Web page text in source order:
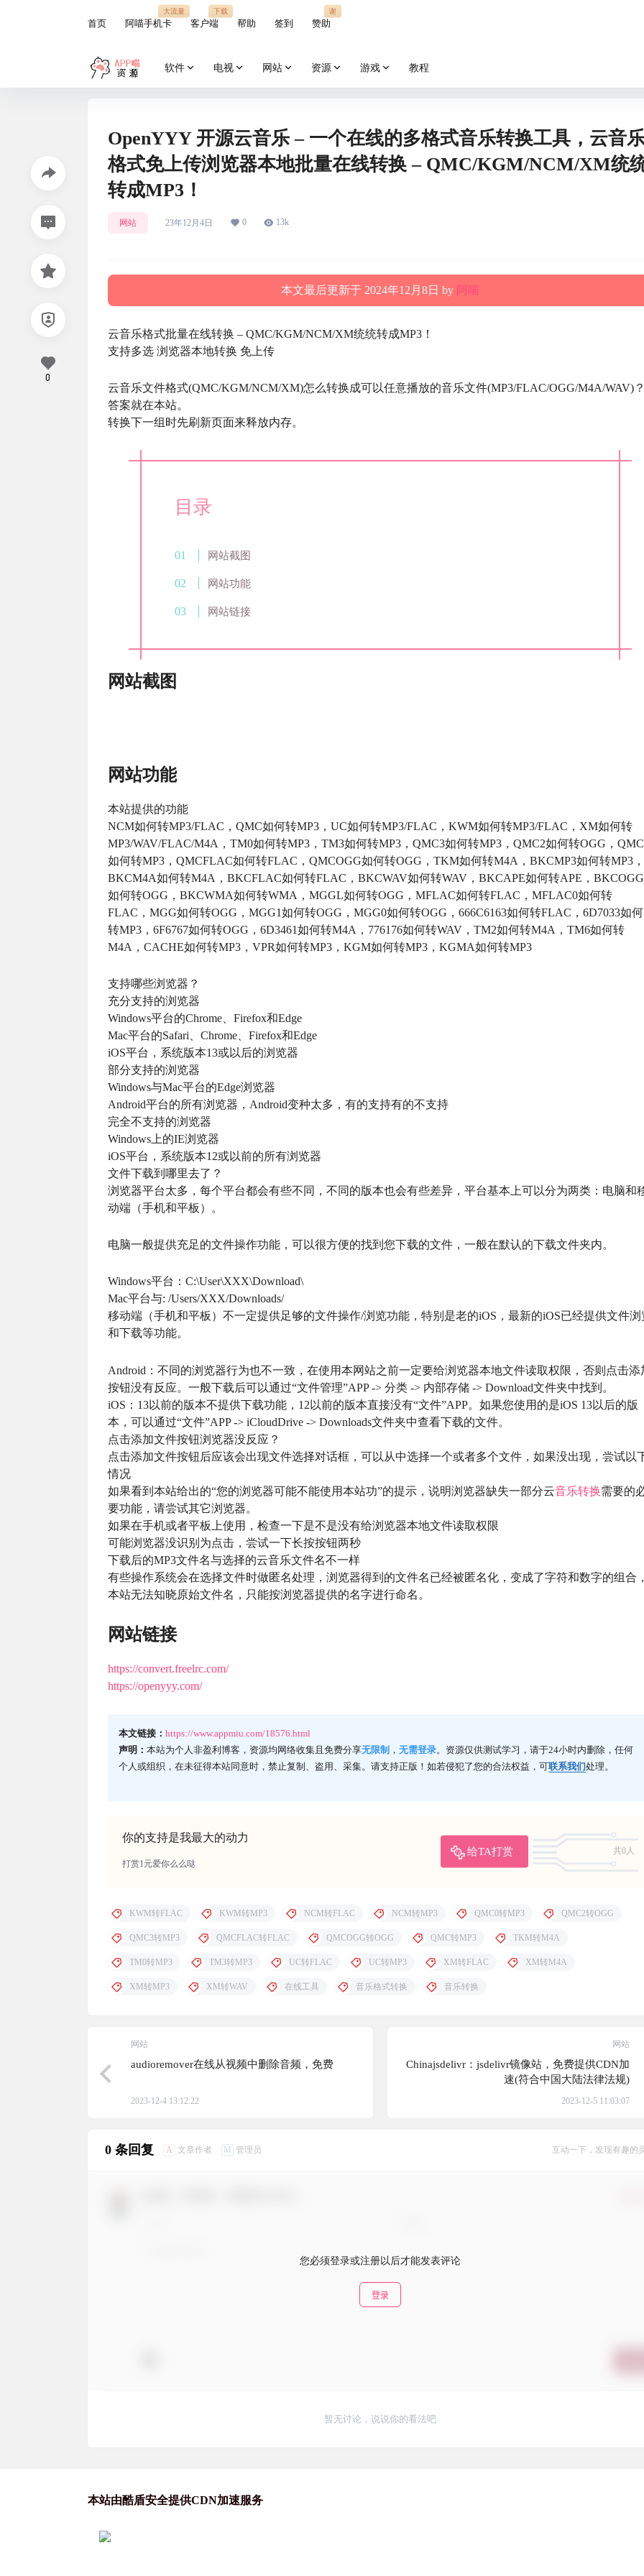
首页 阿喵手机卡
大流量
客户端
下载
帮助 签到 赞助
谢
软件 电视 网站 资源 游戏 教程
OpenYYY 开源云音乐 – 一个在线的多格式音乐转换工具，云音
格式免上传浏览器本地批量在线转换 – QMC/KGM/NCM/XM统
转成MP3！
网站 23年12月4日 0 13k
本文最后更新于 2024年12月8日 by 阿喵
云音乐格式批量在线转换 – QMC/KGM/NCM/XM统统转成MP3！
支持多选 浏览器本地转换 免上传
云音乐文件格式(QMC/KGM/NCM/XM)怎么转换成可以任意播放的音乐文件(MP3/FLAC/OGG/M4A/WAV)
答案就在本站。
转换下一组时先刷新页面来释放内存。
目录
网站截图
网站功能
网站链接
网站截图
网站功能
本站提供的功能
NCM如何转MP3/FLAC，QMC如何转MP3，UC如何转MP3/FLAC，KWM如何转MP3/FLAC，XM如何转
MP3/WAV/FLAC/M4A，TM0如何转MP3，TM3如何转MP3，QMC3如何转MP3，QMC2如何转OGG，
如何转MP3，QMCFLAC如何转FLAC，QMCOGG如何转OGG，TKM如何转M4A，BKCMP3如何转MP3，
BKCM4A如何转M4A，BKCFLAC如何转FLAC，BKCWAV如何转WAV，BKCAPE如何转APE，BKCOGG
如何转OGG，BKCWMA如何转WMA，MGGL如何转OGG，MFLAC如何转FLAC，MFLAC0如何转
FLAC，MGG如何转OGG，MGG1如何转OGG，MGG0如何转OGG，666C6163如何转FLAC，6D7033如何
转MP3，6F6767如何转OGG，6D3461如何转M4A，776176如何转WAV，TM2如何转M4A，TM6如何转
M4A，CACHE如何转MP3，VPR如何转MP3，KGM如何转MP3，KGMA如何转MP3
支持哪些浏览器？
充分支持的浏览器
Windows平台的Chrome、Firefox和Edge
Mac平台的Safari、Chrome、Firefox和Edge
iOS平台，系统版本13或以后的浏览器
部分支持的浏览器
Windows与Mac平台的Edge浏览器
Android平台的所有浏览器，Android变种太多，有的支持有的不支持
完全不支持的浏览器
Windows上的IE浏览器
iOS平台，系统版本12或以前的所有浏览器
文件下载到哪里去了？
浏览器平台太多，每个平台都会有些不同，不同的版本也会有些差异，平台基本上可以分为两类：电脑和
动端（手机和平板）。
电脑一般提供充足的文件操作功能，可以很方便的找到您下载的文件，一般在默认的下载文件夹内。
Windows平台：C:\User\XXX\Download\
Mac平台与: /Users/XXX/Downloads/
移动端（手机和平板）不一定提供足够的文件操作/浏览功能，特别是老的iOS，最新的iOS已经提供文件浏
和下载等功能。
Android：不同的浏览器行为也不一致，在使用本网站之前一定要给浏览器本地文件读取权限，否则点击添
按钮没有反应。一般下载后可以通过“文件管理”APP -> 分类 -> 内部存储 -> Download文件夹中找到。
iOS：13以前的版本不提供下载功能，12以前的版本直接没有“文件”APP。如果您使用的是iOS 13以后的版
本，可以通过“文件”APP -> iCloudDrive -> Downloads文件夹中查看下载的文件。
点击添加文件按钮浏览器没反应？
点击添加文件按钮后应该会出现文件选择对话框，可以从中选择一个或者多个文件，如果没出现，尝试以
情况
如果看到本站给出的“您的浏览器可能不能使用本站功”的提示，说明浏览器缺失一部分云音乐转换需要的
要功能，请尝试其它浏览器。
如果在手机或者平板上使用，检查一下是不是没有给浏览器本地文件读取权限
可能浏览器没识别为点击，尝试一下长按按钮两秒
下载后的MP3文件名与选择的云音乐文件名不一样
有些操作系统会在选择文件时做匿名处理，浏览器得到的文件名已经被匿名化，变成了字符和数字的组合
本站无法知晓原始文件名，只能按浏览器提供的名字进行命名。
网站链接
https://convert.freelrc.com/
https://openyyy.com/
本文链接： https://www.appmiu.com/18576.html
声明： 本站为个人非盈利博客，资源均网络收集且免费分享无限制 ， 无需登录。资源仅供测试学习，请于24小时内删除，任何
个人或组织，在未征得本站同意时，禁止复制、盗用、采集。请支持正版！如若侵犯了您的合法权益，可联系我们处理。
你的支持是我最大的动力
给TA打赏
共0人
打赏1元爱你么么哒
0
KWM转FLAC KWM转MP3 NCM转FLAC NCM转MP3 QMC0转MP3 QMC2转OGG
QMC3转MP3 QMCFLAC转FLAC QMCOGG转OGG QMC转MP3 TKM转M4A
TM0转MP3 TM3转MP3 UC转FLAC UC转MP3 XM转FLAC XM转M4A
XM转MP3 XM转WAV 在线工具 音乐格式转换 音乐转换
网站
audioremover在线从视频中删除音频，免费
2023-12-4 13:12:22
网站
Chinajsdelivr：jsdelivr镜像站，免费提供CDN加
速(符合中国大陆法律法规)
2023-12-5 11:03:07
0 条回复 A 文章作者 M 管理员 互动一下，发现有趣的
您必须登录或注册以后才能发表评论
登录
暂无讨论，说说你的看法吧
本站由酷盾安全提供CDN加速服务